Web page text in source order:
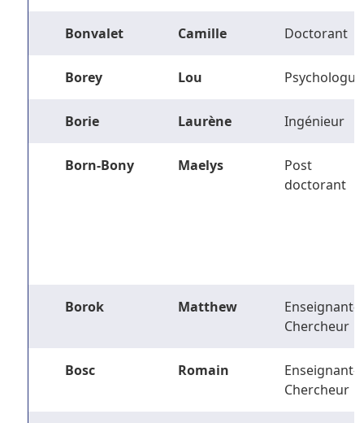
Bonvalet Camille Doctorant
Borey Lou Psychologue
Borie Laurène Ingénieur
Born-Bony Maelys
Post
doctorant
Borok Matthew
Enseignant-
Chercheur
Bosc Romain
Enseignant-
Chercheur